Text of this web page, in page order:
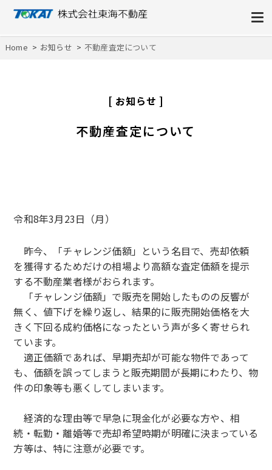
株式会社東海不動産
Home お知らせ 不動産査定について
お知らせ
不動産査定について
令和8年3月23日（月）
昨今、「チャレンジ価額」という名目で、売却依頼
を獲得するためだけの相場より高額な査定価額を提示
する不動産業者様がおられます。
「チャレンジ価額」で販売を開始したものの反響が
無く、値下げを繰り返し、結果的に販売開始価格を大
きく下回る成約価格になったという声が多く寄せられ
ています。
適正価額であれば、早期売却が可能な物件であって
も、価額を誤ってしまうと販売期間が長期にわたり、物
件の印象等も悪くしてしまいます。
経済的な理由等で早急に現金化が必要な方や、相
続・転勤・離婚等で売却希望時期が明確に決まっている
方等は、特に注意が必要です。